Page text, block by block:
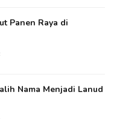
Panen Raya di
Nama Menjadi Lanud